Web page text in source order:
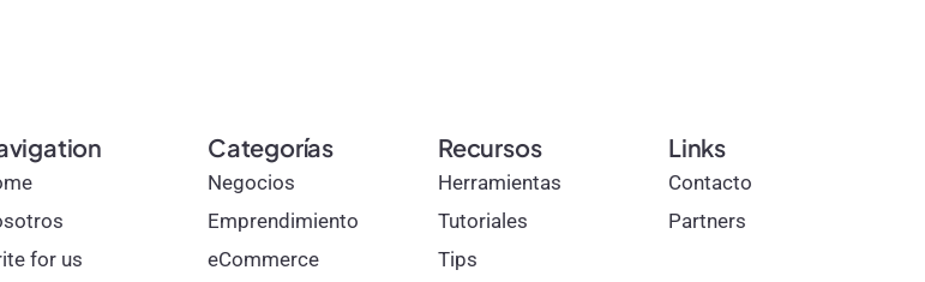
for us
Categorías
Negocios
Emprendimiento
eCommerce
Recursos
Herramientas
Tutoriales
Tips
Links
Contacto
Partners